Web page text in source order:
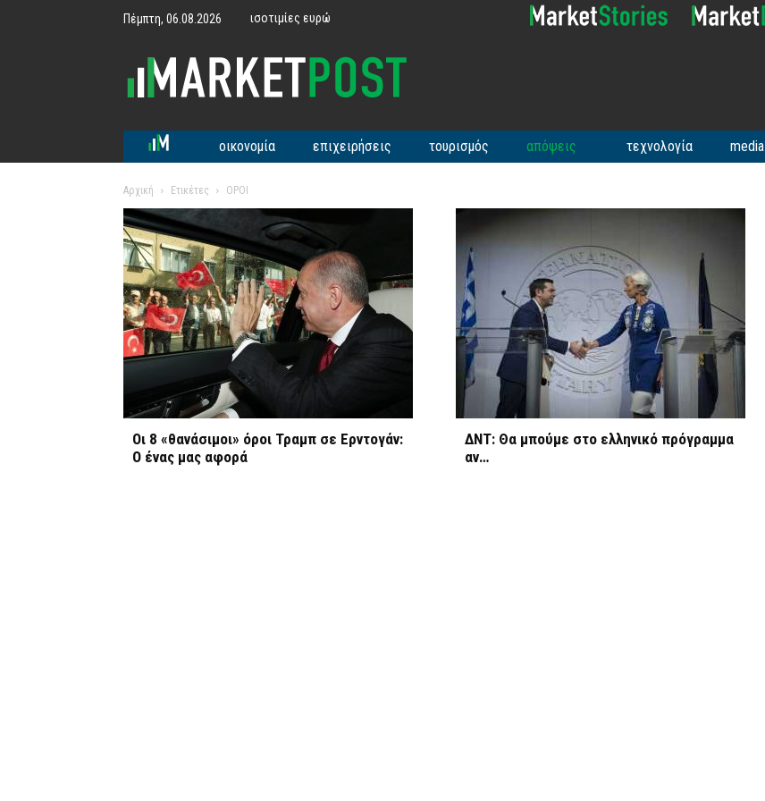
Πέμπτη, 06.08.2026 ισοτιμίες ευρώ
οικονομία επιχειρήσεις τουρισμός απόψεις τεχνολογία media
Αρχική Ετικέτες ΟΡΟΙ
Οι 8 «θανάσιμοι» όροι Τραμπ σε Ερντογάν:
Ο ένας μας αφορά
ΔΝΤ: Θα μπούμε στο ελληνικό πρόγραμμα
αν…